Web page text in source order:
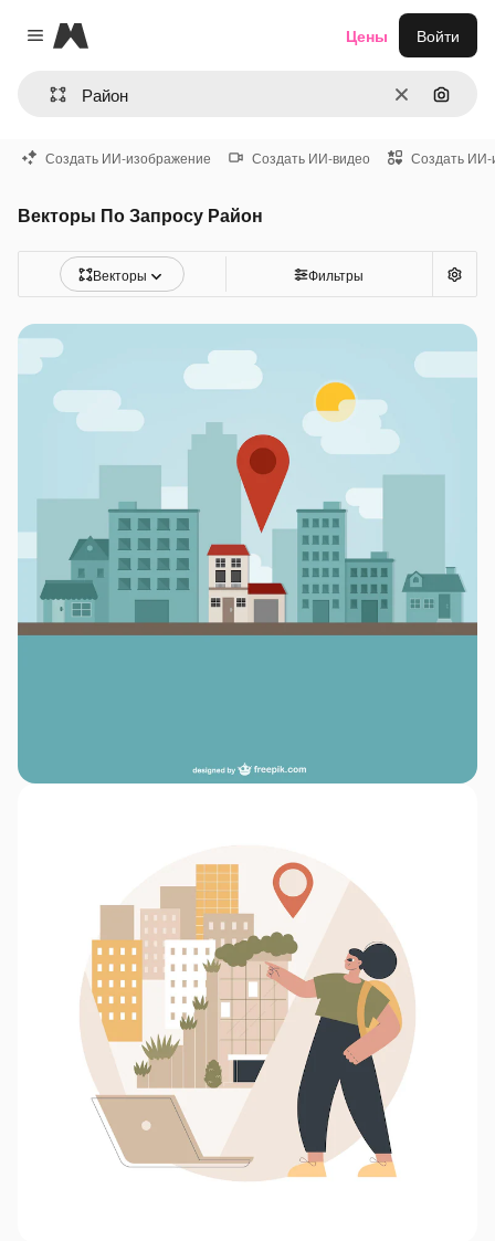
Close menu
Magnific
ОчиститьПоиск
Цены Войти
Создать ИИ-изображение Создать ИИ-видео Создать ИИ-
Векторы По Запросу Район
Векторы Фильтры